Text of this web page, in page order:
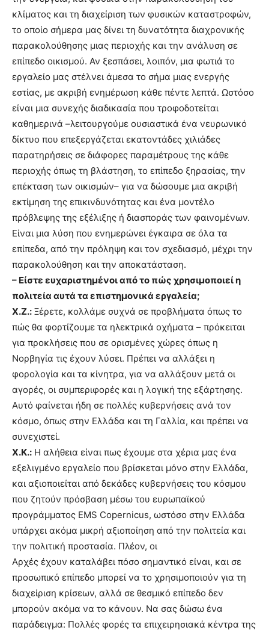
κλίματος και τη διαχείριση των φυσικών καταστροφών,
το οποίο σήμερα μας δίνει τη δυνατότητα διαχρονικής
παρακολούθησης μιας περιοχής και την ανάλυση σε
επίπεδο οικισμού. Αν ξεσπάσει, λοιπόν, μια φωτιά το
εργαλείο μας στέλνει άμεσα το σήμα μιας ενεργής
εστίας, με ακριβή ενημέρωση κάθε πέντε λεπτά. Ωστόσο
είναι μια συνεχής διαδικασία που τροφοδοτείται
καθημερινά –λειτουργούμε ουσιαστικά ένα νευρωνικό
δίκτυο που επεξεργάζεται εκατοντάδες χιλιάδες
παρατηρήσεις σε διάφορες παραμέτρους της κάθε
περιοχής όπως τη βλάστηση, το επίπεδο ξηρασίας, την
επέκταση των οικισμών– για να δώσουμε μια ακριβή
εκτίμηση της επικινδυνότητας και ένα μοντέλο
πρόβλεψης της εξέλιξης ή διασποράς των φαινομένων.
Είναι μια λύση που ενημερώνει έγκαιρα σε όλα τα
επίπεδα, από την πρόληψη και τον σχεδιασμό, μέχρι την
παρακολούθηση και την αποκατάσταση.
– Είστε ευχαριστημένοι από το πώς χρησιμοποιεί η
πολιτεία αυτά τα επιστημονικά εργαλεία;
Χ.Ζ.: Ξέρετε, κολλάμε συχνά σε προβλήματα όπως το
πώς θα φορτίζουμε τα ηλεκτρικά οχήματα – πρόκειται
για προκλήσεις που σε ορισμένες χώρες όπως η
Νορβηγία τις έχουν λύσει. Πρέπει να αλλάξει η
φορολογία και τα κίνητρα, για να αλλάξουν μετά οι
αγορές, οι συμπεριφορές και η λογική της εξάρτησης.
Αυτό φαίνεται ήδη σε πολλές κυβερνήσεις ανά τον
κόσμο, όπως στην Ελλάδα και τη Γαλλία, και πρέπει να
συνεχιστεί.
Χ.Κ.: Η αλήθεια είναι πως έχουμε στα χέρια μας ένα
εξελιγμένο εργαλείο που βρίσκεται μόνο στην Ελλάδα,
και αξιοποιείται από δεκάδες κυβερνήσεις του κόσμου
που ζητούν πρόσβαση μέσω του ευρωπαϊκού
προγράμματος EMS Copernicus, ωστόσο στην Ελλάδα
υπάρχει ακόμα μικρή αξιοποίηση από την πολιτεία και
την πολιτική προστασία. Πλέον, οι
Αρχές έχουν καταλάβει πόσο σημαντικό είναι, και σε
προσωπικό επίπεδο μπορεί να το χρησιμοποιούν για τη
διαχείριση κρίσεων, αλλά σε θεσμικό επίπεδο δεν
μπορούν ακόμα να το κάνουν. Να σας δώσω ένα
παράδειγμα: Πολλές φορές τα επιχειρησιακά κέντρα της